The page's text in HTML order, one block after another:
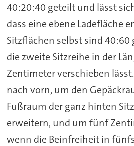
40:20:40 geteilt und lässt
dass eine ebene Ladefläche
Sitzflächen selbst sind 40:60
die zweite Sitzreihe in der
Zentimeter verschieben
nach vorn, um den
Fußraum der ganz hinten
erweitern, und um fünf
wenn die Beinfreiheit in